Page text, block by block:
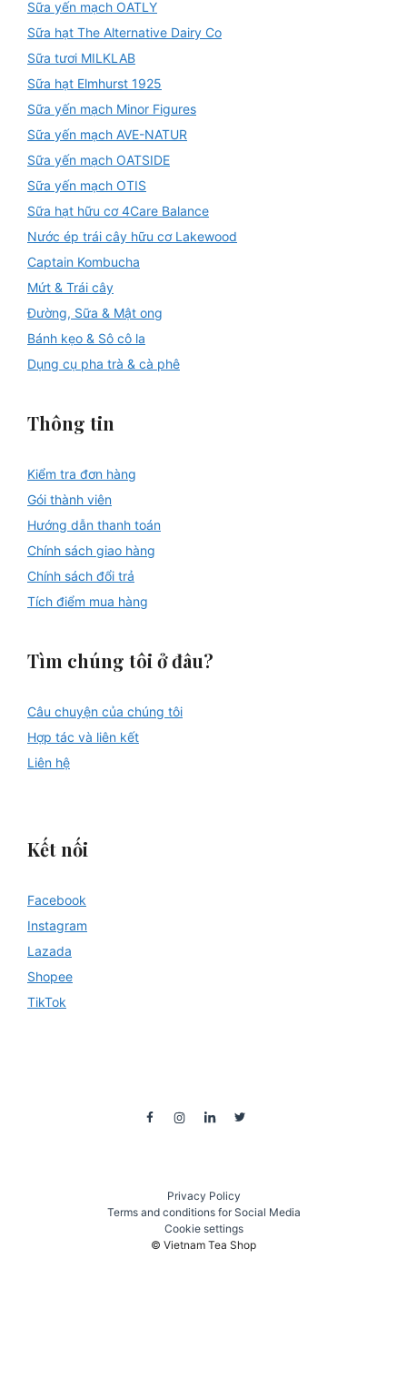
Sữa yến mạch OATLY
Sữa hạt The Alternative Dairy Co
Sữa tươi MILKLAB
Sữa hạt Elmhurst 1925
Sữa yến mạch Minor Figures
Sữa yến mạch AVE-NATUR
Sữa yến mạch OATSIDE
Sữa yến mạch OTIS
Sữa hạt hữu cơ 4Care Balance
Nước ép trái cây hữu cơ Lakewood
Captain Kombucha
Mứt & Trái cây
Đường, Sữa & Mật ong
Bánh kẹo & Sô cô la
Dụng cụ pha trà & cà phê
Thông tin
Kiểm tra đơn hàng
Gói thành viên
Hướng dẫn thanh toán
Chính sách giao hàng
Chính sách đổi trả
Tích điểm mua hàng
Tìm chúng tôi ở đâu?
Câu chuyện của chúng tôi
Hợp tác và liên kết
Liên hệ
Kết nối
Facebook
Instagram
Lazada
Shopee
TikTok
Privacy Policy
Terms and conditions for Social Media
Cookie settings
© Vietnam Tea Shop